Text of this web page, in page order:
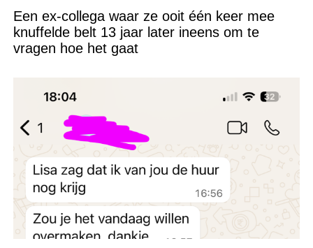
Een ex-collega waar ze ooit één keer mee
knuffelde belt 13 jaar later ineens om te
vragen hoe het gaat